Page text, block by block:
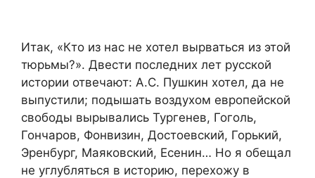
Итак, «Кто из нас не хотел вырваться из этой
тюрьмы?». Двести последних лет русской
истории отвечают: А.С. Пушкин хотел, да не
выпустили; подышать воздухом европейской
свободы вырывались Тургенев, Гоголь,
Гончаров, Фонвизин, Достоевский, Горький,
Эренбург, Маяковский, Есенин… Но я обещал
не углубляться в историю, перехожу в